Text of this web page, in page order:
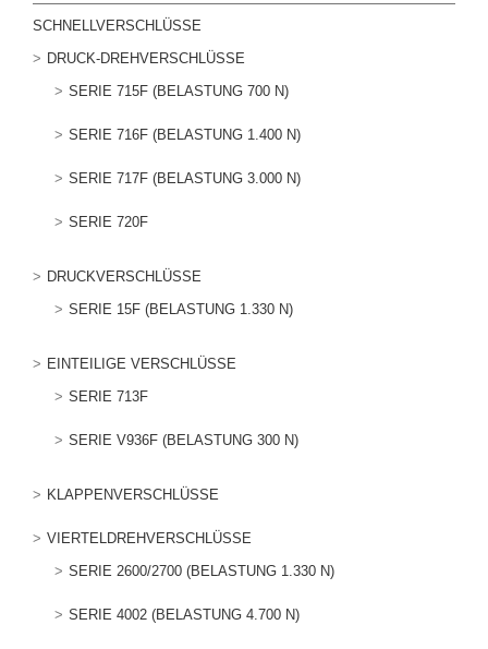
SCHNELLVERSCHLÜSSE
DRUCK-DREHVERSCHLÜSSE
SERIE 715F (BELASTUNG 700 N)
SERIE 716F (BELASTUNG 1.400 N)
SERIE 717F (BELASTUNG 3.000 N)
SERIE 720F
DRUCKVERSCHLÜSSE
SERIE 15F (BELASTUNG 1.330 N)
EINTEILIGE VERSCHLÜSSE
SERIE 713F
SERIE V936F (BELASTUNG 300 N)
KLAPPENVERSCHLÜSSE
VIERTELDREHVERSCHLÜSSE
SERIE 2600/2700 (BELASTUNG 1.330 N)
SERIE 4002 (BELASTUNG 4.700 N)